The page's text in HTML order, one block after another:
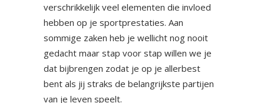
verschrikkelijk veel elementen die invloed
hebben op je sportprestaties. Aan
sommige zaken heb je wellicht nog nooit
gedacht maar stap voor stap willen we je
dat bijbrengen zodat je op je allerbest
bent als jij straks de belangrijkste partijen
van je leven speelt.